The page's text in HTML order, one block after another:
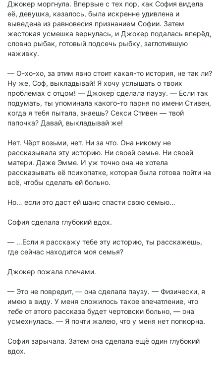
Джокер моргнула. Впервые с тех пор, как София видела
её, девушка, казалось, была искренне удивлена и
выведена из равновесия признанием Софии. Затем
жестокая усмешка вернулась, и Джокер подалась вперёд,
словно рыбак, готовый подсечь рыбку, заглотившую
наживку.
— О-хо-хо, за этим явно стоит какая-то история, не так ли?
Ну же, Соф, выкладывай! Я хочу услышать о твоих
проблемах с отцом! — Джокер сделала паузу. — Если так
подумать, ты упоминала какого-то парня по имени Стивен,
когда я тебя пытала, знаешь? Секси Стивен — твой
папочка? Давай, выкладывай же!
Нет. Чёрт возьми, нет. Ни за что. Она никому не
рассказывала эту историю. Ни своей семье. Ни своей
матери. Даже Эмме. И уж точно она не хотела
рассказывать её психопатке, которая была готова пойти на
всё, чтобы сделать ей больно.
Но… если это даст ей шанс спасти свою семью…
София сделала глубокий вдох.
— …Если я расскажу тебе эту историю, ты расскажешь,
где сейчас находится моя семья?
Джокер пожала плечами.
— Это не повредит, — она сделала паузу. — Физически, я
имею в виду. У меня сложилось такое впечатление, что
тебе от этого рассказа будет чертовски больно, — она
усмехнулась. — Я почти жалею, что у меня нет попкорна.
София зарычала. Затем она сделала ещё один глубокий
вдох.